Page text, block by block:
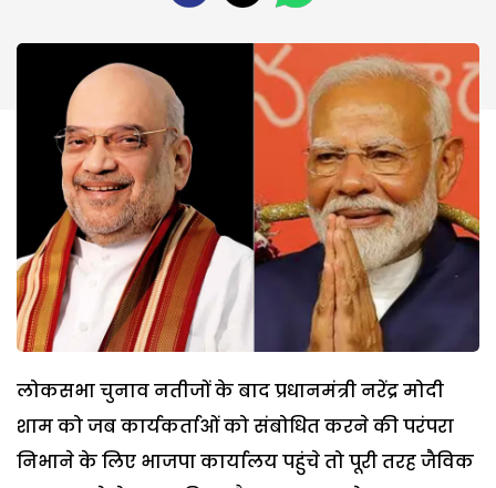
लोकसभा चुनाव नतीजों के बाद प्रधानमंत्री नरेंद्र मोदी
शाम को जब कार्यकर्ताओं को संबोधित करने की परंपरा
निभाने के लिए भाजपा कार्यालय पहुंचे तो पूरी तरह जैविक